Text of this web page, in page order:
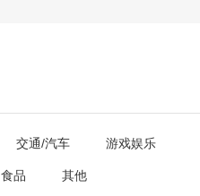
交通/汽车 游戏娱乐
食品 其他